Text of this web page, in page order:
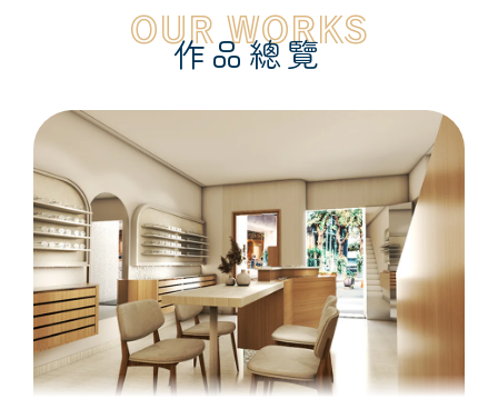
OUR WORKS
作品總覽